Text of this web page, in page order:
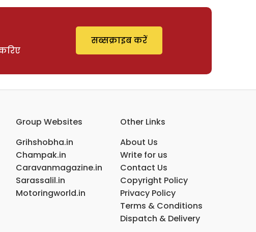
सब्सक्राइब करें
Group Websites
Grihshobha.in
Champak.in
Caravanmagazine.in
Sarassalil.in
Motoringworld.in
Other Links
About Us
Write for us
Contact Us
Copyright Policy
Privacy Policy
Terms & Conditions
Dispatch & Delivery